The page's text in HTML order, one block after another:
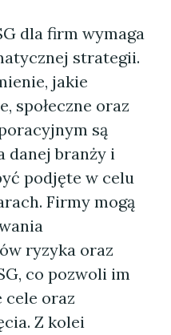
dla firm wymaga
strategii.
jakie
społeczne oraz
są
danej branży i
podjęte w celu
Firmy mogą
ryzyka oraz
co pozwoli im
cele oraz
Z kolei